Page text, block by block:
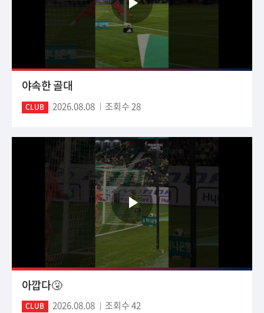
야속한 골대
CLUB 2026.08.08 조회수 28
아깝다🤧
CLUB 2026.08.08 조회수 42